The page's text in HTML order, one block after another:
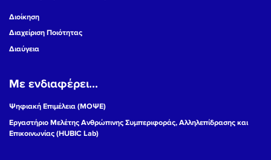
Διοίκηση
Διαχείριση Ποιότητας
Διαύγεια
Με ενδιαφέρει...
Ψηφιακή Επιμέλεια (ΜΟΨΕ)
Εργαστήριο Μελέτης Ανθρώπινης Συμπεριφοράς, Αλληλεπίδρασης και
Επικοινωνίας (HUBIC Lab)